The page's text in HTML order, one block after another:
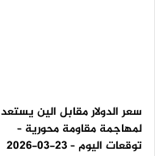
سعر الدولار مقابل الين يستعد
لمهاجمة مقاومة محورية –
توقعات اليوم – 23-03-2026